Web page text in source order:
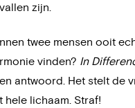
zijn.
twee mensen ooit
vinden? In
antwoord. Het stelt de
hele lichaam. Straf!